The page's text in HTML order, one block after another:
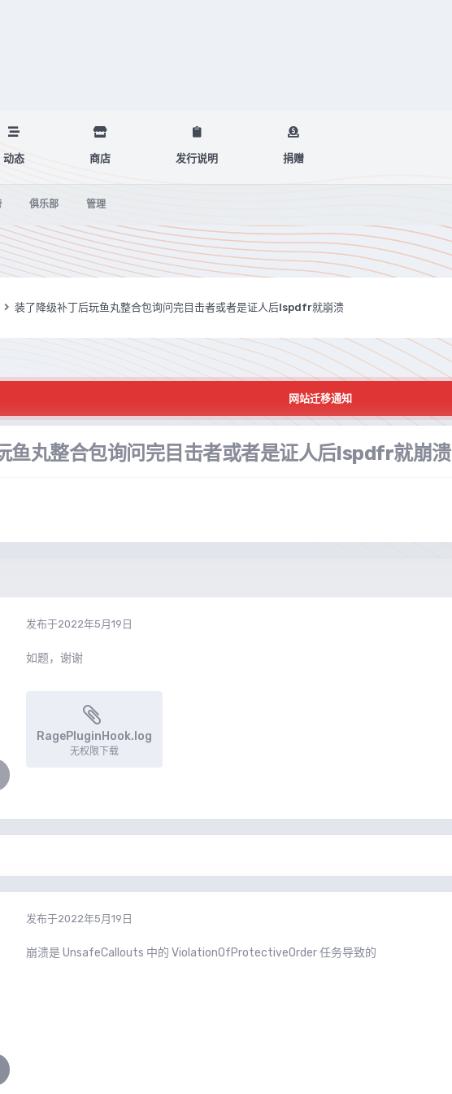
俱乐部 管理
动态 商店 发行说明 捐赠
装了降级补丁后玩鱼丸整合包询问完目击者或者是证人后lspdfr就崩溃
网站迁移通知
鱼丸整合包询问完目击者或者是证人后lspdfr就崩溃
发布于2022年5月19日
如题，谢谢
RagePluginHook.log
无权限下载
发布于2022年5月19日
崩溃是 UnsafeCallouts 中的 ViolationOfProtectiveOrder 任务导致的